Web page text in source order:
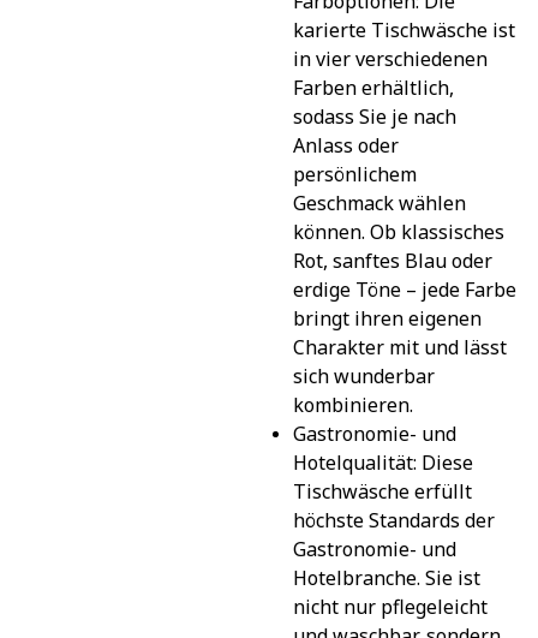
karierte Tischwäsche ist
in vier verschiedenen
Farben erhältlich,
sodass Sie je nach
Anlass oder
persönlichem
Geschmack wählen
können. Ob klassisches
Rot, sanftes Blau oder
erdige Töne – jede Farbe
bringt ihren eigenen
Charakter mit und lässt
sich wunderbar
kombinieren.
Gastronomie- und
Hotelqualität: Diese
Tischwäsche erfüllt
höchste Standards der
Gastronomie- und
Hotelbranche. Sie ist
nicht nur pflegeleicht